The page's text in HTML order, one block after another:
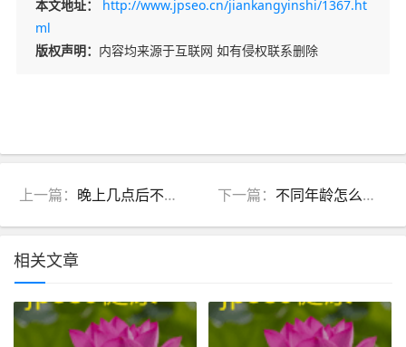
本文地址：
http://www.jpseo.cn/jiankangyinshi/1367.ht
ml
版权声明： 内容均来源于互联网 如有侵权联系删除
上一篇： 晚上几点后不宜进食？中医：超过这个时间伤脾胃，附科学晚餐与补救方案 下一篇： 不同年龄怎么吃？中医体质营养指南，全家健康一网打尽
相关文章